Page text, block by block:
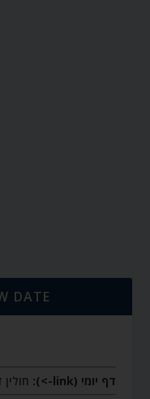
DATE
דף יומי (link->):